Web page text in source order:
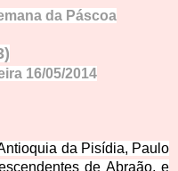
da Páscoa
16/05/2014
da Pisídia, Paulo
de Abraão, e